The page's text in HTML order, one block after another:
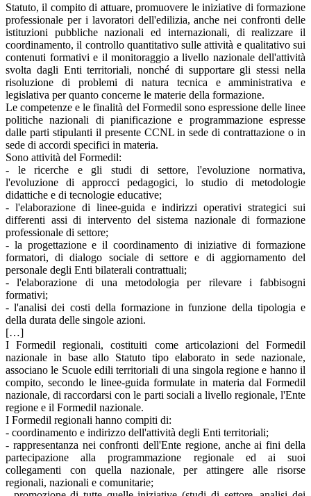
Statuto, il compito di attuare, promuovere le iniziative di formazione
professionale per i lavoratori dell'edilizia, anche nei confronti delle
istituzioni pubbliche nazionali ed internazionali, di realizzare il
coordinamento, il controllo quantitativo sulle attività e qualitativo sui
contenuti formativi e il monitoraggio a livello nazionale dell'attività
svolta dagli Enti territoriali, nonché di supportare gli stessi nella
risoluzione di problemi di natura tecnica e amministrativa e
legislativa per quanto concerne le materie della formazione.
Le competenze e le finalità del Formedil sono espressione delle linee
politiche nazionali di pianificazione e programmazione espresse
dalle parti stipulanti il presente CCNL in sede di contrattazione o in
sede di accordi specifici in materia.
Sono attività del Formedil:
- le ricerche e gli studi di settore, l'evoluzione normativa,
l'evoluzione di approcci pedagogici, lo studio di metodologie
didattiche e di tecnologie educative;
- l'elaborazione di linee-guida e indirizzi operativi strategici sui
differenti assi di intervento del sistema nazionale di formazione
professionale di settore;
- la progettazione e il coordinamento di iniziative di formazione
formatori, di dialogo sociale di settore e di aggiornamento del
personale degli Enti bilaterali contrattuali;
- l'elaborazione di una metodologia per rilevare i fabbisogni
formativi;
- l'analisi dei costi della formazione in funzione della tipologia e
della durata delle singole azioni.
[…]
I Formedil regionali, costituiti come articolazioni del Formedil
nazionale in base allo Statuto tipo elaborato in sede nazionale,
associano le Scuole edili territoriali di una singola regione e hanno il
compito, secondo le linee-guida formulate in materia dal Formedil
nazionale, di raccordarsi con le parti sociali a livello regionale, l'Ente
regione e il Formedil nazionale.
I Formedil regionali hanno compiti di:
- coordinamento e indirizzo dell'attività degli Enti territoriali;
- rappresentanza nei confronti dell'Ente regione, anche ai fini della
partecipazione alla programmazione regionale ed ai suoi
collegamenti con quella nazionale, per attingere alle risorse
regionali, nazionali e comunitarie;